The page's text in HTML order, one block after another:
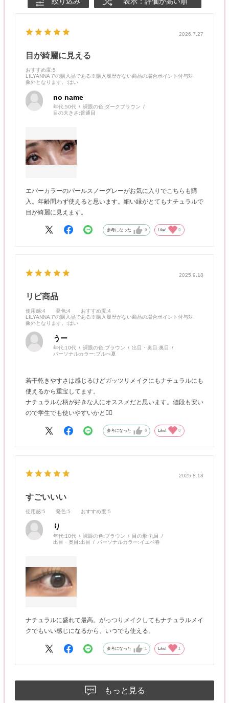
2026.7.27
目が綺麗に見える
おすすめ度:5
LILYANNAでの購入品である※購入履歴がない商品の場合ポイント付与対
象外となります。
:はい
no name
年代:50代 裸眼の色:ダークブラウン
目の大きさ:普通目
エバーカラーのパールスノーグレーがお気に入りでこちらも購
入。年齢問わず使えると思います。細い縁がとてもナチュラルで
目が綺麗に見えます。
参考になった 0 Like! 0
2025.9.18
リピ商品
使用感:4 発色:4 おすすめ度:4
LILYANNAでの購入品である※購入履歴がない商品の場合ポイント付与対
象外となります。
:はい
うー
年代:10代 裸眼の色:ブラウン 出目・奥目:奥目
パーソナルカラー:ブルべ夏
若干乾きやすさは感じるけどガッツリメイクにもナチュラルにも
使えるから重宝してます。
ナチュラルな柄が好きな人にオススメだと思います。値段も安い
ので学生でも使いやすいかと👍🏻
参考になった 0 Like! 0
2025.8.18
すごいいい
使用感:5 発色:5 おすすめ度:5
り
年代:10代 裸眼の色:ブラウン 目の形:丸目
出目・奥目:出目 パーソナルカラー:イエベ春
ナチュラルに盛れて最高。がっつりメイクしてもナチュラルメイ
クでもいい感じになるから、いつでも使える。
参考になった 1 Like! 1
もっと見る